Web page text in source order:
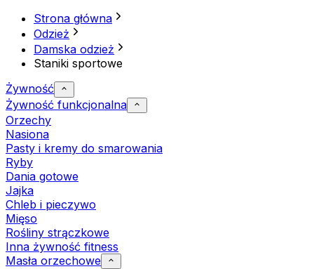
Strona główna
Odzież
Damska odzież
Staniki sportowe
Żywność
Żywność funkcjonalna
Orzechy
Nasiona
Pasty i kremy do smarowania
Ryby
Dania gotowe
Jajka
Chleb i pieczywo
Mięso
Rośliny strączkowe
Inna żywność fitness
Masła orzechowe